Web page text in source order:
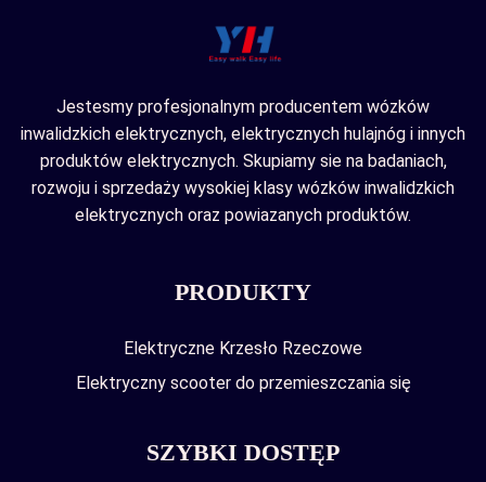
Jestesmy profesjonalnym producentem wózków
inwalidzkich elektrycznych, elektrycznych hulajnóg i innych
produktów elektrycznych. Skupiamy sie na badaniach,
rozwoju i sprzedaży wysokiej klasy wózków inwalidzkich
elektrycznych oraz powiazanych produktów.
PRODUKTY
Elektryczne Krzesło Rzeczowe
Elektryczny scooter do przemieszczania się
SZYBKI DOSTĘP